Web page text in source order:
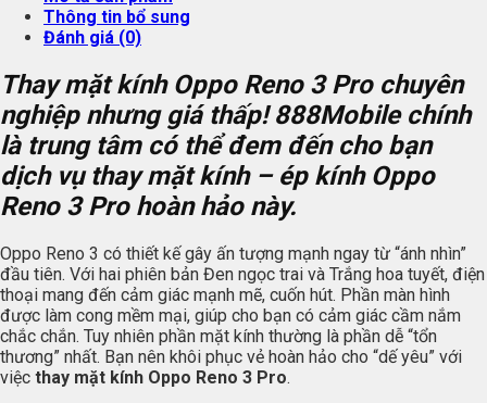
Thông tin bổ sung
Đánh giá (0)
Thay mặt kính Oppo Reno 3 Pro chuyên
nghiệp nhưng giá thấp!888Mobile chính
là trung tâm có thể đem đến cho bạn
dịch vụ thay mặt kính – ép kính Oppo
Reno 3 Pro hoàn hảo này.
Oppo Reno 3 có thiết kế gây ấn tượng mạnh ngay từ “ánh nhìn”
đầu tiên. Với hai phiên bản Đen ngọc trai và Trắng hoa tuyết, điện
thoại mang đến cảm giác mạnh mẽ, cuốn hút. Phần màn hình
được làm cong mềm mại, giúp cho bạn có cảm giác cầm nắm
chắc chắn. Tuy nhiên phần mặt kính thường là phần dễ “tổn
thương” nhất. Bạn nên khôi phục vẻ hoàn hảo cho “dế yêu” với
việc thay mặt kính Oppo Reno 3 Pro.